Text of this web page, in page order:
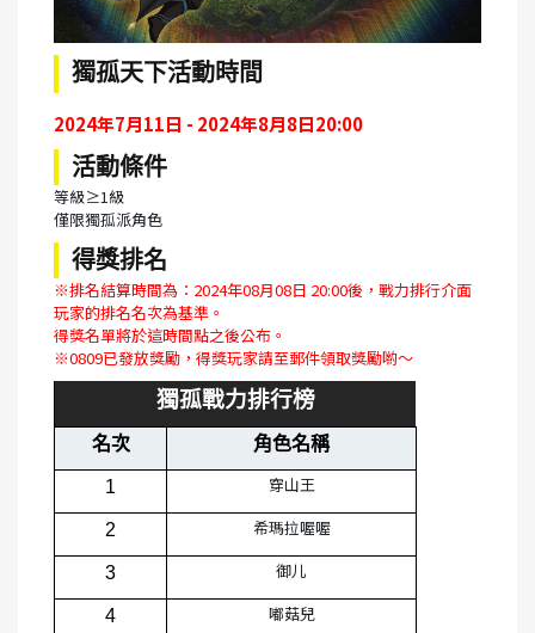
獨孤天下活動時間
2024年7月11日 - 2024年8月8日​​​​20:00
活動條件
等級≥1級
僅限獨孤派角色
得獎排名
※排名結算時間為：2024年08月08日 20:00後，戰力排行介面
玩家的排名名次為基準。
得獎名單將於這時間點之後公布。
※0809已發放獎勵，得獎玩家請至郵件領取獎勵喲～
獨孤戰力排行榜
名次 角色名稱
1 穿山王
2 希瑪拉喔喔
3 御儿
4 嘟菇兒